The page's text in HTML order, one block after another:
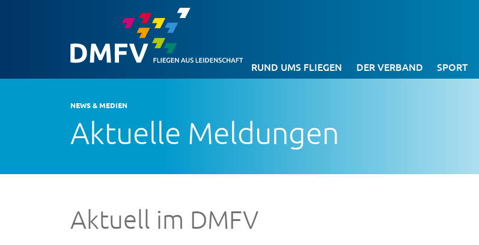
RUND UMS FLIEGEN DER VERBAND SPORT
NEWS & MEDIEN
Aktuelle Meldungen
Aktuell im DMFV